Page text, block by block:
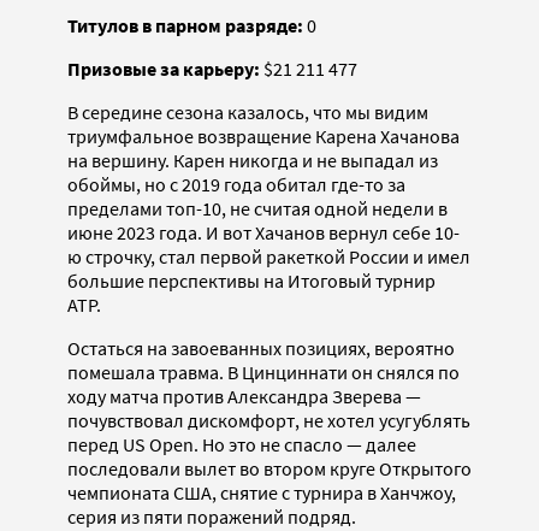
Титулов в парном разряде: 0
Призовые за карьеру: $21 211 477
В середине сезона казалось, что мы видим
триумфальное возвращение Карена Хачанова
на вершину. Карен никогда и не выпадал из
обоймы, но с 2019 года обитал где-то за
пределами топ-10, не считая одной недели в
июне 2023 года. И вот Хачанов вернул себе 10-
ю строчку, стал первой ракеткой России и имел
большие перспективы на Итоговый турнир
ATP.
Остаться на завоеванных позициях, вероятно
помешала травма. В Цинциннати он снялся по
ходу матча против Александра Зверева —
почувствовал дискомфорт, не хотел усугублять
перед US Open. Но это не спасло — далее
последовали вылет во втором круге Открытого
чемпионата США, снятие с турнира в Ханчжоу,
серия из пяти поражений подряд.